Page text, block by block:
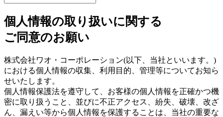
個人情報の取り扱いに関する
ご同意のお願い
株式会社ワオ・コーポレーション(以下、当社といいます。)
における個人情報の収集、利用目的、管理等についてお知ら
せいたします。
個人情報保護法を遵守して、お客様の個人情報を正確かつ機
密に取り扱うこと、並びに不正アクセス、紛失、破壊、改ざ
ん、漏えい等から個人情報を保護することは、当社の重要な